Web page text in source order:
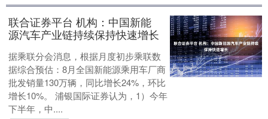
联合证券平台 机构：中国新能
源汽车产业链持续保持快速增长
据乘联分会消息，根据月度初步乘联数
据综合预估：8月全国新能源乘用车厂商
批发销量130万辆，同比增长24%，环比
增长10%。 浦银国际证券认为，1）今年
下半年，中....